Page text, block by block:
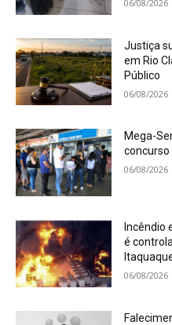
06/08/2026
Justiça
em Rio
Público
06/08/2026
Mega-
06/08/2026
Incêndio
é
06/08/2026